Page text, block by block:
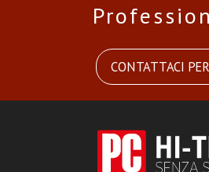
CONTATTACI